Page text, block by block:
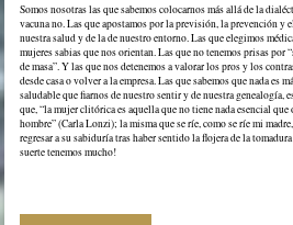
Somos nosotras las que sabemos colocarnos más allá de la
vacuna no. Las que apostamos por la previsión, la prevención y
nuestra salud y de la de nuestro entorno. Las que elegimos
mujeres sabias que nos orientan. Las que no tenemos prisas por
de masa”. Y las que nos detenemos a valorar los pros y los
desde casa o volver a la empresa. Las que sabemos que nada es
saludable que fiarnos de nuestro sentir y de nuestra genealogía,
que, “la mujer clitórica es aquella que no tiene nada esencial que
hombre” (Carla Lonzi); la misma que se ríe, como se ríe mi
regresar a su sabiduría tras haber sentido la flojera de la
suerte tenemos mucho!